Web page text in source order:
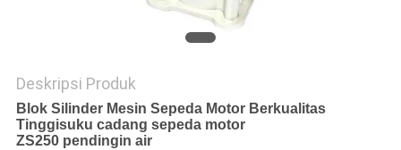
Deskripsi Produk
Blok Silinder Mesin Sepeda Motor Berkualitas
Tinggisuku cadang sepeda motor
ZS250 pendingin air